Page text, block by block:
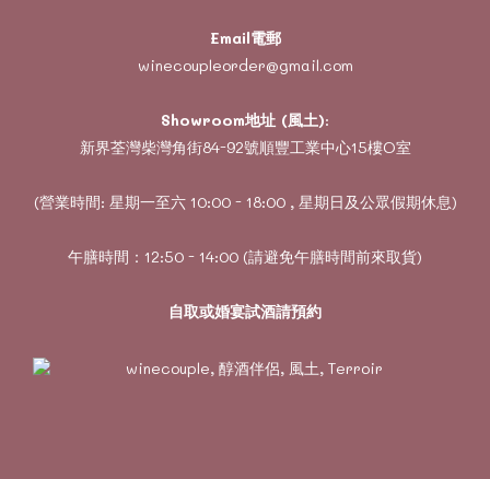
Email電郵
winecoupleorder@gmail.com
Showroom地址 (風土):
新界荃灣柴灣角街84-92號順豐工業中心15樓O室
(營業時間: 星期一至六 10:00 - 18:00 , 星期日及公眾假期休息)
午膳時間：12:50 - 14:00 (請避免午膳時間前來取貨)
自取或婚宴試酒請預約